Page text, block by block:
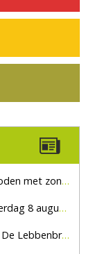
zon en droog
Haaksbergen